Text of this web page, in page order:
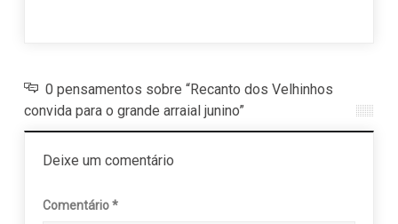
0 pensamentos sobre “Recanto dos Velhinhos
convida para o grande arraial junino”
Deixe um comentário
Comentário*